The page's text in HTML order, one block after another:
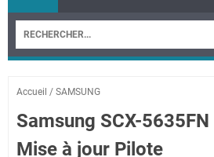
Accueil / SAMSUNG
Samsung SCX-
Mise à jour Pilote